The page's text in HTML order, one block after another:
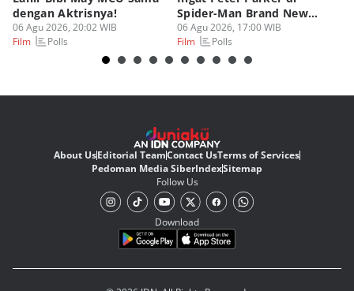
dengan Aktrisnya!
06 Agu 2026, 20:02 WIB
Film
Polls
Spider-Man Brand New
Day?
06 Agu 2026, 17:00 WIB
Film
Polls
About UsEditorial TeamContact UsTerms of Services
Pedoman Media SiberIndexSitemap
Follow Us
Download